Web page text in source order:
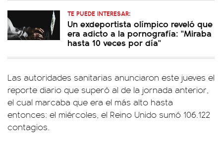
TE PUEDE INTERESAR:
Un exdeportista olímpico reveló que
era adicto a la pornografía: "Miraba
hasta 10 veces por día"
Las autoridades sanitarias anunciaron este jueves el
reporte diario que superó al de la jornada anterior,
el cual marcaba que era el más alto hasta
entonces: el miércoles, el Reino Unido sumó 106.122
contagios.